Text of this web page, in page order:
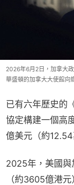
2026年6月2日，加拿大
華盛頓的加拿大大使館向
已有六年歷史的
協定構建一個高
億美元（約
2025年，美國
（約3605億港